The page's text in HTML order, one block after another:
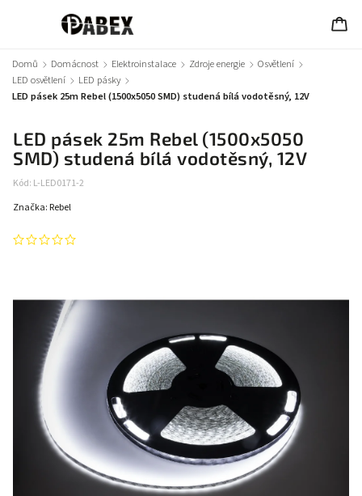
Domů / Domácnost / Elektroinstalace / Zdroje energie / Osvětlení /
LED osvětlení / LED pásky /
LED pásek 25m Rebel (1500x5050 SMD) studená bílá vodotěsný, 12V
LED pásek 25m Rebel (1500x5050
SMD) studená bílá vodotěsný, 12V
Kód: L-LED0171-2
Značka: Rebel